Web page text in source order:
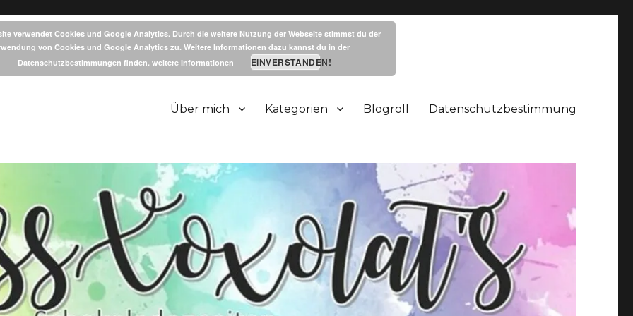
Über mich Kategorien Blogroll Datenschutzbestimmung
verwendet Cookies und Google Analytics. Durch die weitere Nutzung der Webseite stimmst du der
von Cookies und Google Analytics zu. Weitere Informationen dazu kannst du in der
Datenschutzbestimmungen finden. weitere Informationen EINVERSTANDEN!